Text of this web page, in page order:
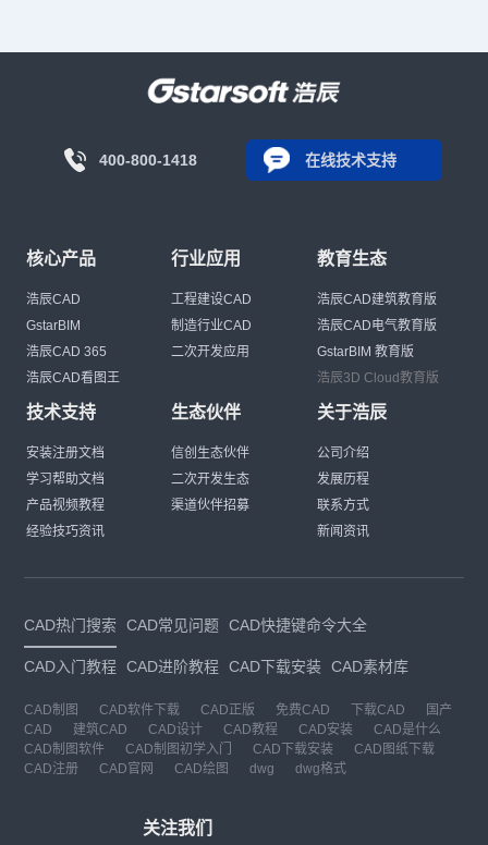
400-800-1418 在线技术支持
核心产品
浩辰CAD
GstarBIM
浩辰CAD 365
浩辰CAD看图王
行业应用
工程建设CAD
制造行业CAD
二次开发应用
教育生态
浩辰CAD建筑教育版
浩辰CAD电气教育版
GstarBIM 教育版
浩辰3D Cloud教育版
技术支持
安装注册文档
学习帮助文档
产品视频教程
经验技巧资讯
生态伙伴
信创生态伙伴
二次开发生态
渠道伙伴招募
关于浩辰
公司介绍
发展历程
联系方式
新闻资讯
CAD热门搜索 CAD常见问题 CAD快捷键命令大全
CAD入门教程 CAD进阶教程 CAD下载安装 CAD素材库
CAD制图 CAD软件下载 CAD正版 免费CAD 下载CAD
国产
CAD
建筑CAD CAD设计 CAD教程 CAD安装
CAD是什么
CAD制图软件
CAD制图初学入门 CAD下载安装
CAD图纸下载
CAD注册
CAD官网 CAD绘图 dwg dwg格式
关注我们